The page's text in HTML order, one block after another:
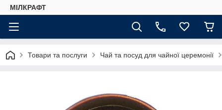
МІЛКРАФТ
Товари та послуги Чай та посуд для чайної церемонії